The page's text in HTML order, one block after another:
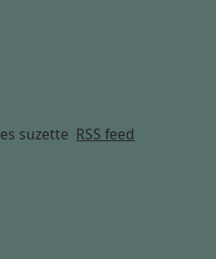
suzette RSS feed